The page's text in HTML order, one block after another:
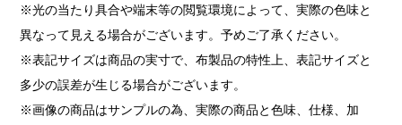
※光の当たり具合や端末等の閲覧環境によって、実際の色味と
異なって見える場合がございます。予めご了承ください。
※表記サイズは商品の実寸で、布製品の特性上、表記サイズと
多少の誤差が生じる場合がございます。
※画像の商品はサンプルの為、実際の商品と色味、仕様、加